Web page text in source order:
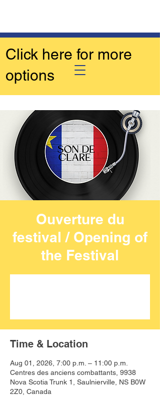
Click here for more
options
Ouverture du
festival / Opening of
the Festival
Time & Location
Aug 01, 2026, 7:00 p.m. – 11:00 p.m.
Centres des anciens combattants, 9938
Nova Scotia Trunk 1, Saulnierville, NS B0W
2Z0, Canada